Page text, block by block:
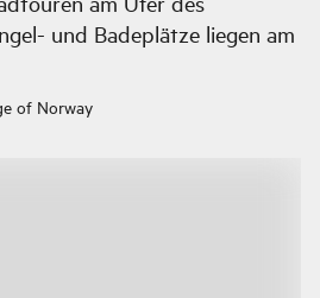
und Badeplätze liegen am
of Norway